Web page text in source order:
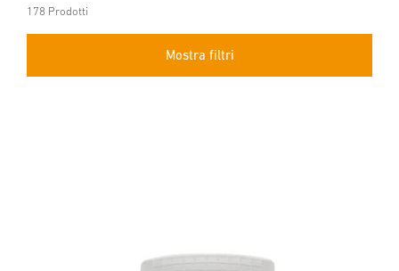
178 Prodotti
Mostra filtri